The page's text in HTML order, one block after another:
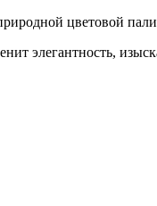
цветовой
элегантность,